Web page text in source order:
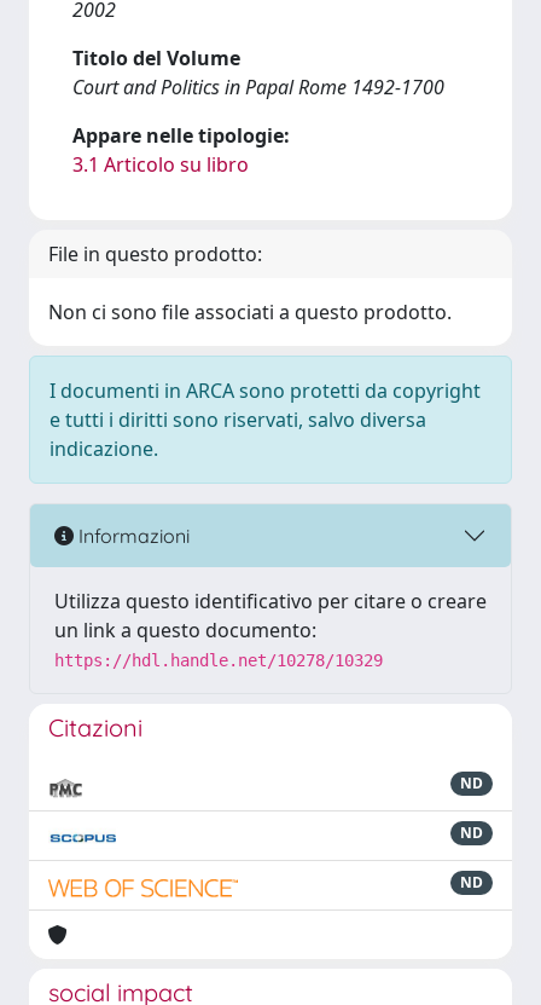
2002
Titolo del Volume
Court and Politics in Papal Rome 1492-1700
Appare nelle tipologie:
3.1 Articolo su libro
File in questo prodotto:
Non ci sono file associati a questo prodotto.
I documenti in ARCA sono protetti da copyright
e tutti i diritti sono riservati, salvo diversa
indicazione.
Informazioni
Utilizza questo identificativo per citare o creare
un link a questo documento:
https://hdl.handle.net/10278/10329
Citazioni
ND
ND
ND
social impact